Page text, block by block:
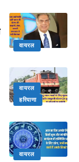
वायरल
वायरल
हरियाणा
वायरल